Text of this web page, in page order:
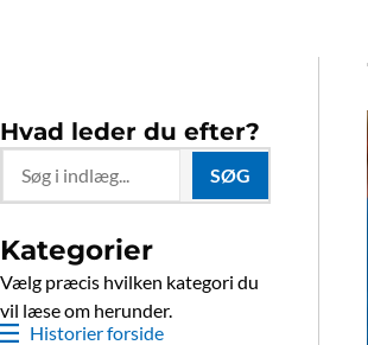
Hvad leder du efter?
SØG
Kategorier
Vælg præcis hvilken kategori du
vil læse om herunder.
Historier forside